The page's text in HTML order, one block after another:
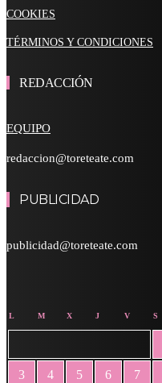
COOKIES
TÉRMINOS Y CONDICIONES
REDACCIÓN
EQUIPO
redaccion@toreteate.com
PUBLICIDAD
publicidad@toreteate.com
L M X J V S
3 4 5 6 7